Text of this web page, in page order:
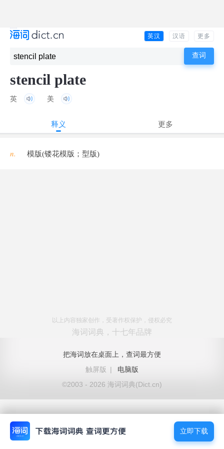
英汉 汉语 更多
stencil plate
英 美
释义 更多
n. 模版(镂花模版；型版)
以上内容独家创作，受著作权保护，侵权必究
海词词典，十七年品牌
把海词放在桌面上，查词最方便
触屏版
|
电脑版
©2003 - 2026 海词词典(Dict.cn)
立即下载
立即下载